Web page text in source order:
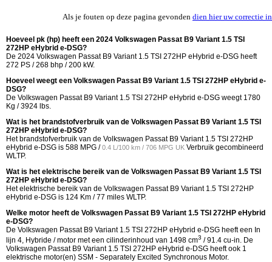
Als je fouten op deze pagina gevonden dien hier uw correctie in
Hoeveel pk (hp) heeft een 2024 Volkswagen Passat B9 Variant 1.5 TSI
272HP eHybrid e-DSG?
De 2024 Volkswagen Passat B9 Variant 1.5 TSI 272HP eHybrid e-DSG heeft
272 PS / 268 bhp / 200 kW.
Hoeveel weegt een Volkswagen Passat B9 Variant 1.5 TSI 272HP eHybrid e-
DSG?
De Volkswagen Passat B9 Variant 1.5 TSI 272HP eHybrid e-DSG weegt 1780
Kg / 3924 lbs.
Wat is het brandstofverbruik van de Volkswagen Passat B9 Variant 1.5 TSI
272HP eHybrid e-DSG?
Het brandstofverbruik van de Volkswagen Passat B9 Variant 1.5 TSI 272HP
eHybrid e-DSG is 588 MPG /0.4 L/100 km / 706 MPG UK Verbruik gecombineerd
WLTP.
Wat is het elektrische bereik van de Volkswagen Passat B9 Variant 1.5 TSI
272HP eHybrid e-DSG?
Het elektrische bereik van de Volkswagen Passat B9 Variant 1.5 TSI 272HP
eHybrid e-DSG is 124 Km / 77 miles WLTP.
Welke motor heeft de Volkswagen Passat B9 Variant 1.5 TSI 272HP eHybrid
e-DSG?
De Volkswagen Passat B9 Variant 1.5 TSI 272HP eHybrid e-DSG heeft een In
lijn 4, Hybride / motor met een cilinderinhoud van 1498 cm3 / 91.4 cu-in. De
Volkswagen Passat B9 Variant 1.5 TSI 272HP eHybrid e-DSG heeft ook 1
elektrische motor(en) SSM - Separately Excited Synchronous Motor.